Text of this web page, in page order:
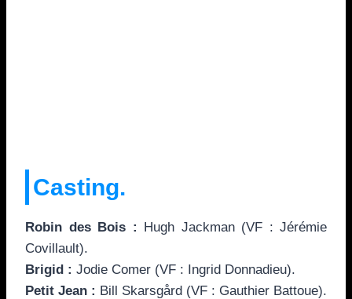
Casting.
Robin des Bois : Hugh Jackman (VF : Jérémie
Covillault).
Brigid : Jodie Comer (VF : Ingrid Donnadieu).
Petit Jean : Bill Skarsgård (VF : Gauthier Battoue).